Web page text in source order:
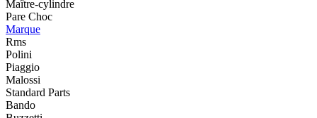
Maître-cylindre
Pare Choc
Marque
Rms
Polini
Piaggio
Malossi
Standard Parts
Bando